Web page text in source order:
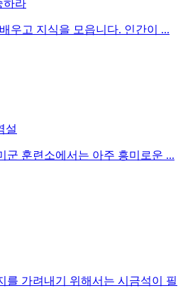
하라
우고 지식을 모읍니다. 인간이 ...
설
군 훈련소에서는 아주 흥미로운 ...
를 가려내기 위해서는 시금석이 필